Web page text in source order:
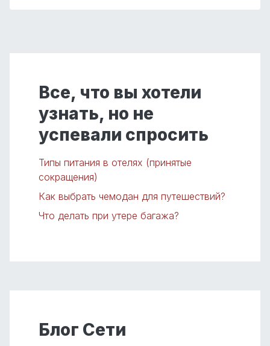
Все, что вы хотели
узнать, но не
успевали спросить
Типы питания в отелях (принятые
сокращения)
Как выбрать чемодан для путешествий?
Что делать при утере багажа?
Блог Сети